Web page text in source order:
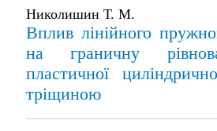
Николишин Т. М.
Вплив лінійного
на граничну
пластичної
тріщиною